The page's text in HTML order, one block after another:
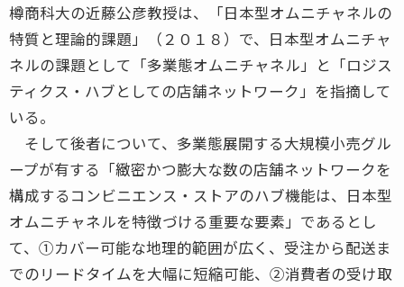
樽商科大の近藤公彦教授は、「日本型オムニチャネルの
特質と理論的課題」（２０１８）で、日本型オムニチャ
ネルの課題として「多業態オムニチャネル」と「ロジス
ティクス・ハブとしての店舗ネットワーク」を指摘して
いる。
そして後者について、多業態展開する大規模小売グル
ープが有する「緻密かつ膨大な数の店舗ネットワークを
構成するコンビニエンス・ストアのハブ機能は、日本型
オムニチャネルを特徴づける重要な要素」であるとし
て、①カバー可能な地理的範囲が広く、受注から配送ま
でのリードタイムを大幅に短縮可能、②消費者の受け取